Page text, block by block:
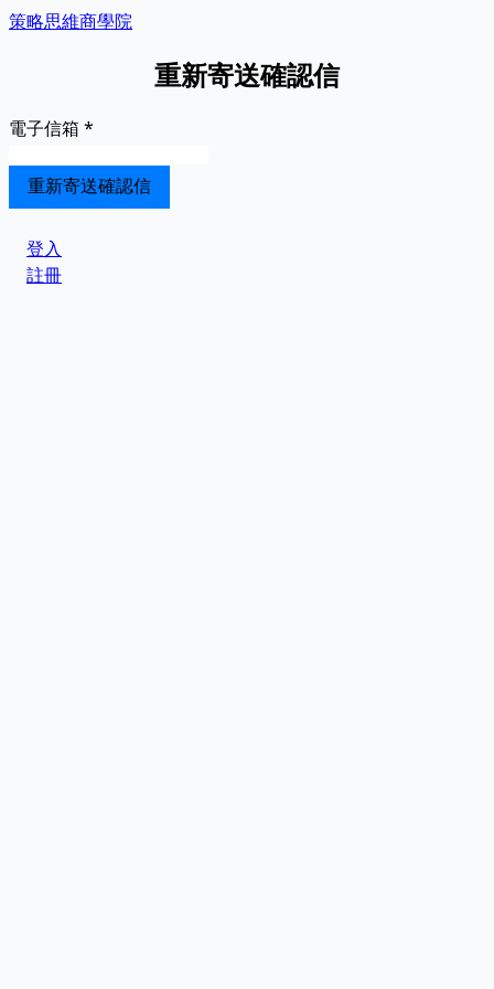
策略思維商學院
重新寄送確認信
電子信箱 *
登入
註冊